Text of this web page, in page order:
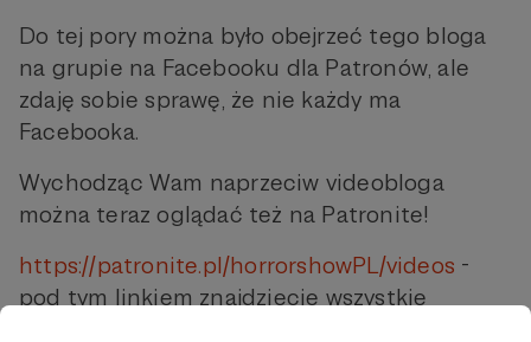
Do tej pory można było obejrzeć tego bloga
na grupie na Facebooku dla Patronów, ale
zdaję sobie sprawę, że nie każdy ma
Facebooka.
Wychodząc Wam naprzeciw videobloga
można teraz oglądać też na Patronite!
https://patronite.pl/horrorshowPL/videos -
pod tym linkiem znajdziecie wszystkie